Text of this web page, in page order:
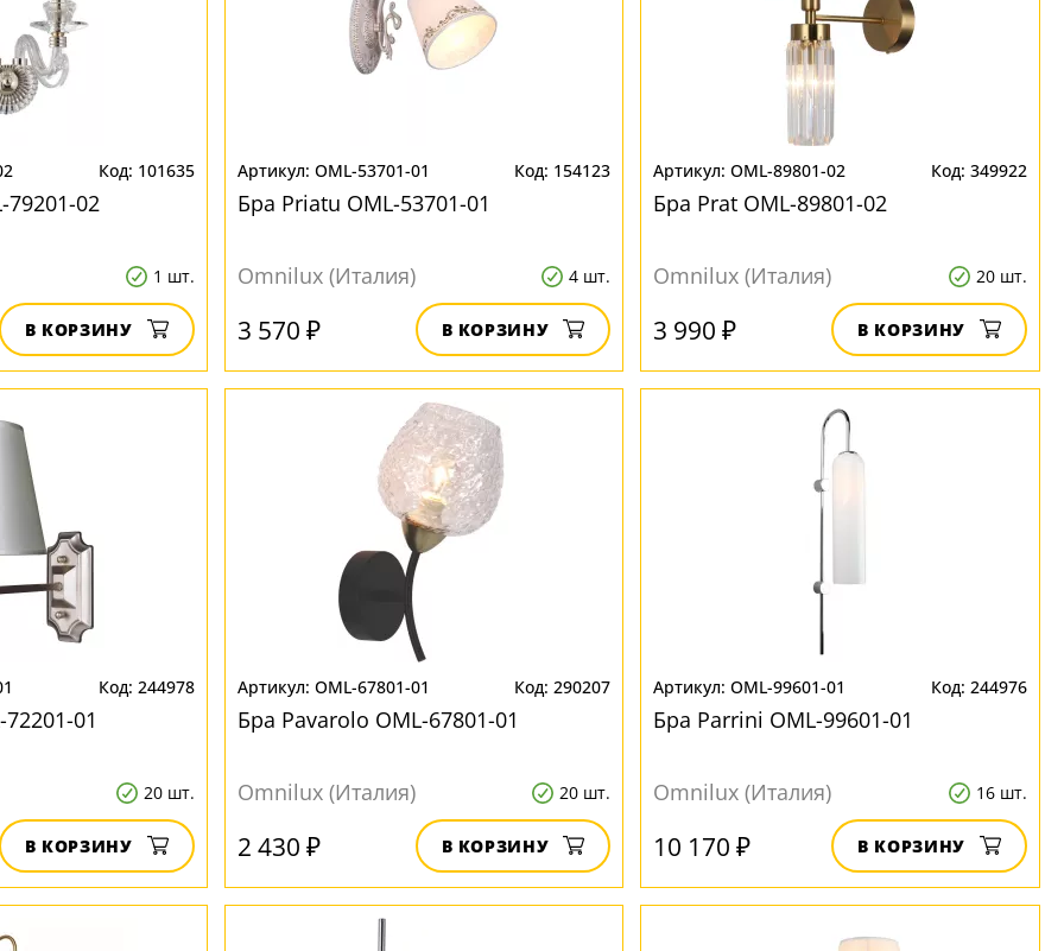
101635
79201-02
1 шт.
В КОРЗИНУ
OML-53701-01 154123
Бра Priatu OML-53701-01
Omnilux (Италия) 4 шт.
3 570 ₽ В КОРЗИНУ
OML-89801-02 349922
Бра Prat OML-89801-02
Omnilux (Италия) 20 шт.
3 990 ₽ В КОРЗИНУ
244978
01
20 шт.
В КОРЗИНУ
OML-67801-01 290207
Бра Pavarolo OML-67801-01
Omnilux (Италия) 20 шт.
2 430 ₽ В КОРЗИНУ
OML-99601-01 244976
Бра Parrini OML-99601-01
Omnilux (Италия) 16 шт.
10 170 ₽ В КОРЗИНУ